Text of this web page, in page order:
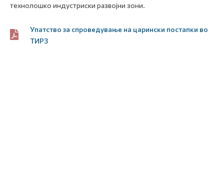
технолошко индустриски развојни зони.
Упатство за спроведување на царински постапки во
ТИРЗ